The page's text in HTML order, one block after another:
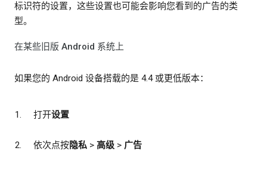
标识符的设置，这些设置也可能会影响您看到的广告的类
型。
在某些旧版 Android 系统上
如果您的 Android 设备搭载的是 4.4 或更低版本：
打开设置
依次点按隐私 > 高级 > 广告